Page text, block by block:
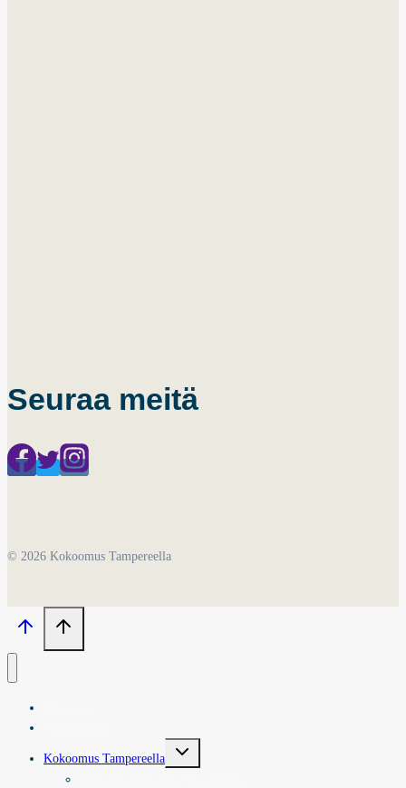
Seuraa meitä
© 2026 Kokoomus Tampereella
Kokoomus Tampereella
Toggle